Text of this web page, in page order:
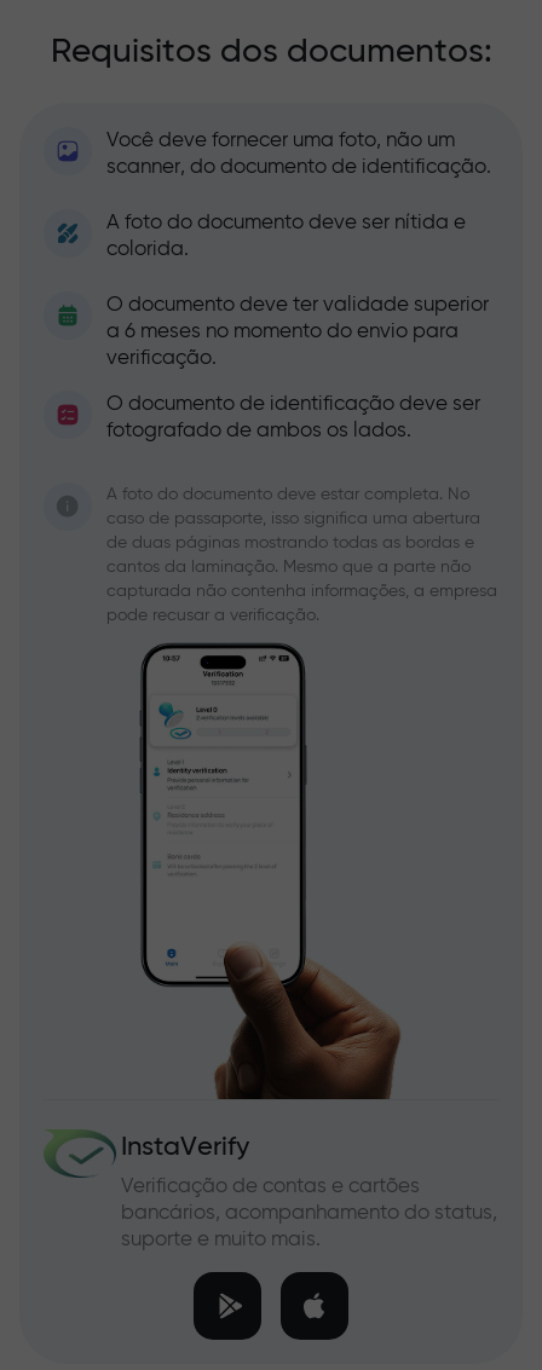
Requisitos dos documentos:
Você deve fornecer uma foto, não um
scanner, do documento de identificação.
A foto do documento deve ser nítida e
colorida.
O documento deve ter validade superior
a 6 meses no momento do envio para
verificação.
O documento de identificação deve ser
fotografado de ambos os lados.
A foto do documento deve estar completa. No
caso de passaporte, isso significa uma abertura
de duas páginas mostrando todas as bordas e
cantos da laminação. Mesmo que a parte não
capturada não contenha informações, a empresa
pode recusar a verificação.
InstaVerify
Verificação de contas e cartões
bancários, acompanhamento do status,
suporte e muito mais.